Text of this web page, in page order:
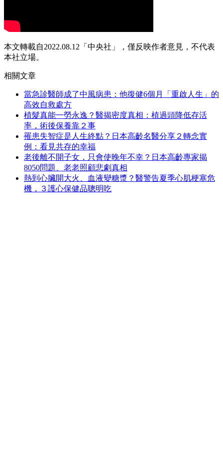
本文轉載自2022.08.12「中央社」，僅反映作者意見，不代表
本社立場。
相關文章
當急診醫師成了中風病患：他復健6個月「重啟人生」的
高效自救處方
植髮真能一勞永逸？醫揭密度真相：植過頭降低存活
率，術後保養靠２事
罹患失智症是人生終點？日本高齡名醫分享２轉念實
例：看見共存的幸福
老後離不開子女，只會使晚年不幸？日本高齡專家揭
8050問題、老老照顧悲劇真相
熱到心臟開大火、血液變糖漿？醫警告夏季心肌梗塞危
機，３護心保健品聰明吃